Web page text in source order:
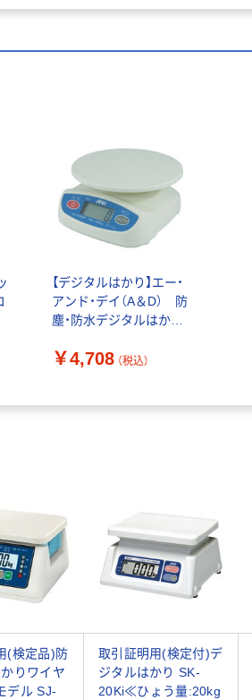
【デジタルはかり】エー・
アンド・デイ（A＆D） 防
塵・防水デジタルはか
856-1195
￥4,708 （税込）
(検定品)防
かりワイヤ
デル SJ-
取引証明用(検定付)デ
ジタルはかり SK-
20Ki≪ひょう量:20kg